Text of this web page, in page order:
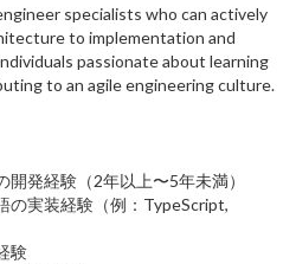
specialists who can actively
to implementation and
passionate about learning
to an agile engineering culture.
発経験（2年以上〜5年未満）
の実装経験（例：TypeScript,
験